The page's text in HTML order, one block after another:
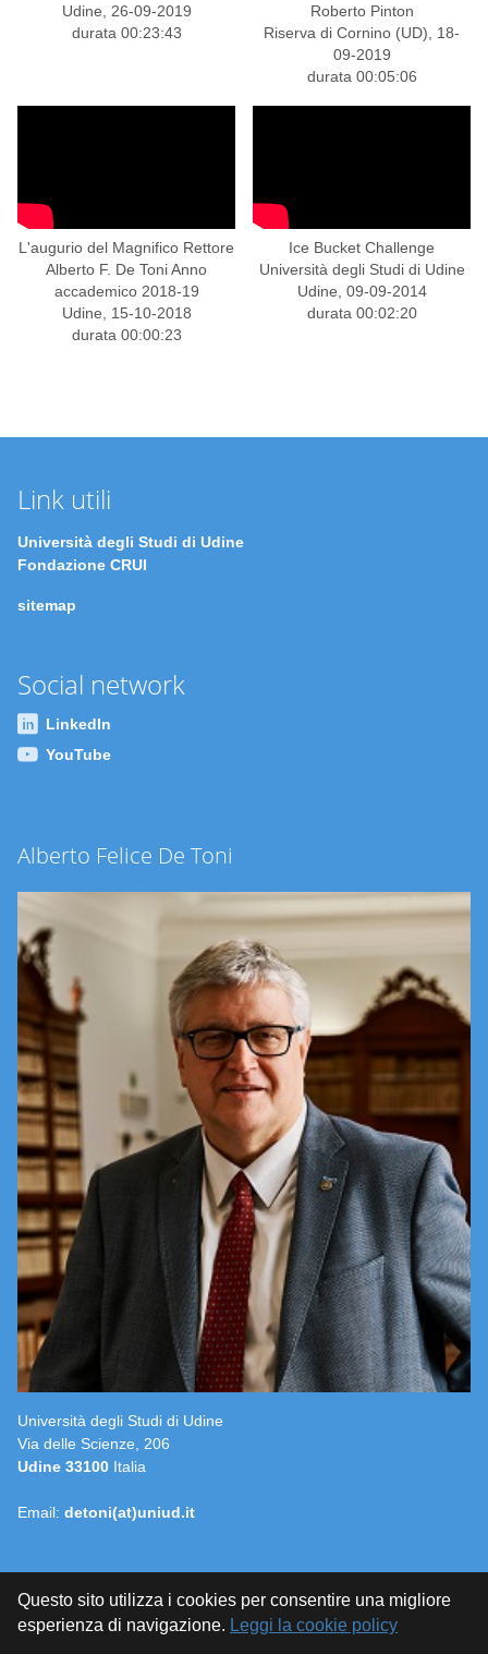
Questo sito utilizza i cookies per consentire una migliore
esperienza di navigazione. Leggi la cookie policy
Udine, 26-09-2019
durata 00:23:43
Roberto Pinton
Riserva di Cornino (UD), 18-
09-2019
durata 00:05:06
L'augurio del Magnifico Rettore
Alberto F. De Toni Anno
accademico 2018-19
Udine, 15-10-2018
durata 00:00:23
Ice Bucket Challenge
Università degli Studi di Udine
Udine, 09-09-2014
durata 00:02:20
Link utili
Università degli Studi di Udine
Fondazione CRUI
sitemap
Social network
LinkedIn
YouTube
Alberto Felice De Toni
Università degli Studi di Udine
Via delle Scienze, 206
Udine 33100 Italia
Email: detoni(at)uniud.it